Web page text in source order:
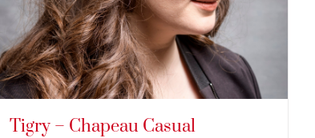
Tigry – Chapeau Casual